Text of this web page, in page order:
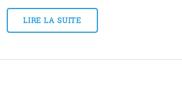
LIRE LA SUITE